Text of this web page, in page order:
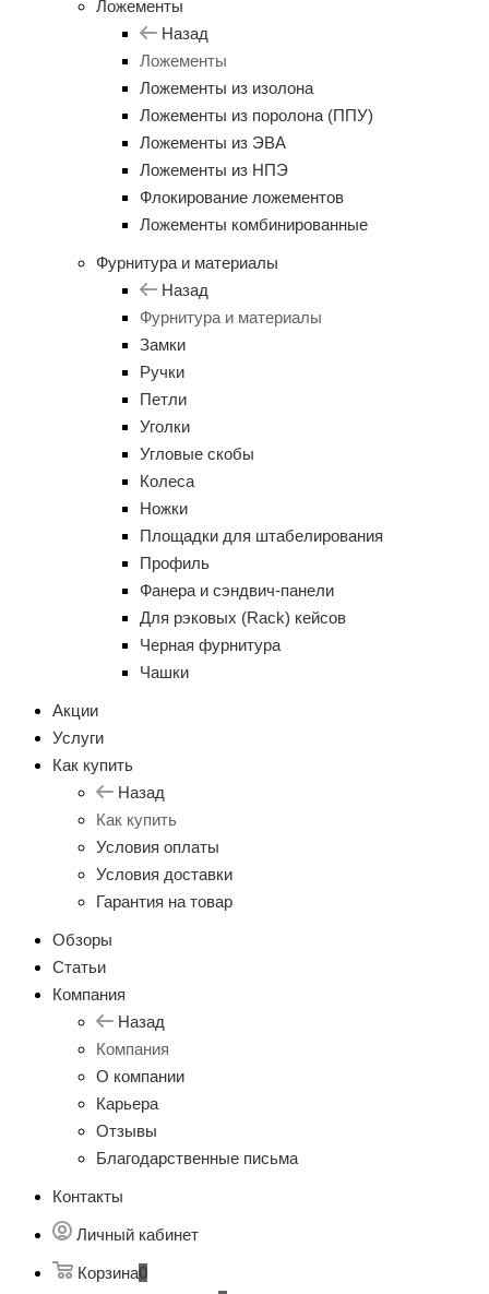
Ложементы
Назад
Ложементы
Ложементы из изолона
Ложементы из поролона (ППУ)
Ложементы из ЭВА
Ложементы из НПЭ
Флокирование ложементов
Ложементы комбинированные
Фурнитура и материалы
Назад
Фурнитура и материалы
Замки
Ручки
Петли
Уголки
Угловые скобы
Колеса
Ножки
Площадки для штабелирования
Профиль
Фанера и сэндвич-панели
Для рэковых (Rack) кейсов
Черная фурнитура
Чашки
Акции
Услуги
Как купить
Назад
Как купить
Условия оплаты
Условия доставки
Гарантия на товар
Обзоры
Статьи
Компания
Назад
Компания
О компании
Карьера
Отзывы
Благодарственные письма
Контакты
Личный кабинет
Корзина0